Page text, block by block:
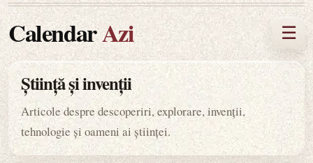
CalendarAzi ☰
Știință și invenții
Articole despre descoperiri, explorare, invenții,
tehnologie și oameni ai științei.